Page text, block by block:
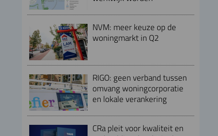
NVM: meer keuze op de
woningmarkt in Q2
RIGO: geen verband tussen
omvang woningcorporatie
en lokale verankering
CRa pleit voor kwaliteit en